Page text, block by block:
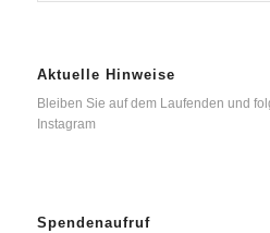
Aktuelle Hinweise
Bleiben Sie auf dem Laufenden und
Instagram
Spendenaufruf